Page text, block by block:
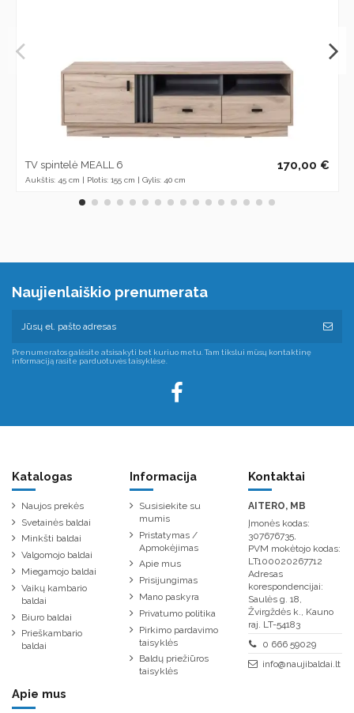
TV spintelė MEALL 6
Aukštis: 45 cm | Plotis: 155 cm | Gylis: 40 cm
170,00 €
Naujienlaiškio prenumerata
Prenumeratos galėsite atsisakyti bet kuriuo metu. Tam tikslui mūsų kontaktinę
informaciją rasite parduotuvės taisyklėse.
Katalogas
Naujos prekės
Svetainės baldai
Minkšti baldai
Valgomojo baldai
Miegamojo baldai
Vaikų kambario
baldai
Biuro baldai
Prieškambario
baldai
Informacija
Susisiekite su
mumis
Pristatymas /
Apmokėjimas
Apie mus
Prisijungimas
Mano paskyra
Privatumo politika
Pirkimo pardavimo
taisyklės
Baldų priežiūros
taisyklės
Kontaktai
AITERO, MB
Įmonės kodas:
307676735,
PVM mokėtojo kodas:
LT100020267712
Adresas
korespondencijai:
Saulės g. 18,
Žvirgždės k., Kauno
raj. LT-54183
0 666 59029
info@naujibaldai.lt
Apie mus